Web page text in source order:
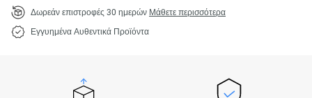
Δωρεάν επιστροφές 30 ημερών Μάθετε περισσότερα
Εγγυημένα Αυθεντικά Προϊόντα